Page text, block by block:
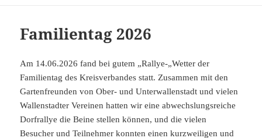
Familientag 2026
Am 14.06.2026 fand bei gutem „Rallye-„Wetter der
Familientag des Kreisverbandes statt. Zusammen mit den
Gartenfreunden von Ober- und Unterwallenstadt und vielen
Wallenstadter Vereinen hatten wir eine abwechslungsreiche
Dorfrallye die Beine stellen können, und die vielen
Besucher und Teilnehmer konnten einen kurzweiligen und